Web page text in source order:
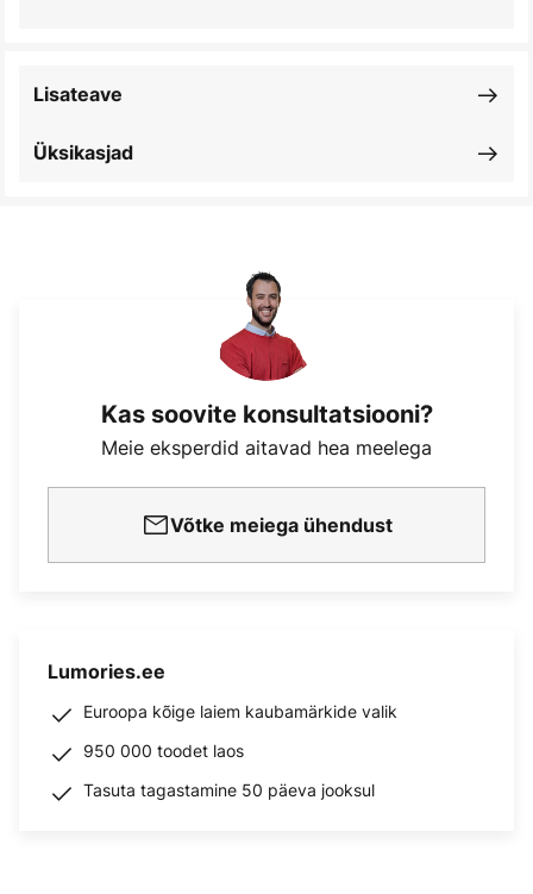
Üksikasjad
Lisateave
Kas soovite konsultatsiooni?
Meie eksperdid aitavad hea meelega
Võtke meiega ühendust
Lumories.ee
Euroopa kõige laiem kaubamärkide valik
950 000 toodet laos
Tasuta tagastamine 50 päeva jooksul